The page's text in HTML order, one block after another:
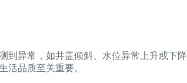
异常，如井盖倾斜、水位异常上升或下
活品质至关重要。